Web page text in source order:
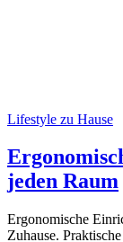
Lifestyle zu Hause
jeden Raum
Ergonomische
Zuhause.